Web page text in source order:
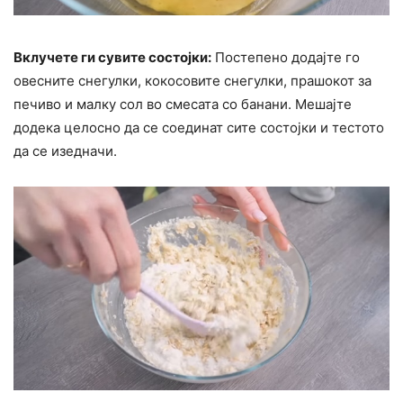
Вклучете ги сувите состојки: Постепено додајте го
овесните снегулки, кокосовите снегулки, прашокот за
печиво и малку сол во смесата со банани. Мешајте
додека целосно да се соединат сите состојки и тестото
да се изедначи.